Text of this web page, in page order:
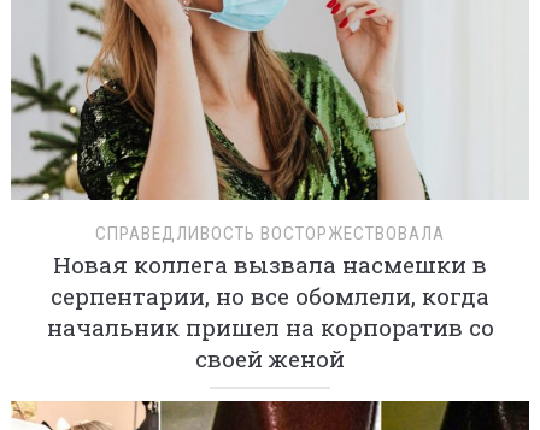
СПРАВЕДЛИВОСТЬ ВОСТОРЖЕСТВОВАЛА
Новая коллега вызвала насмешки в
серпентарии, но все обомлели, когда
начальник пришел на корпоратив со
своей женой